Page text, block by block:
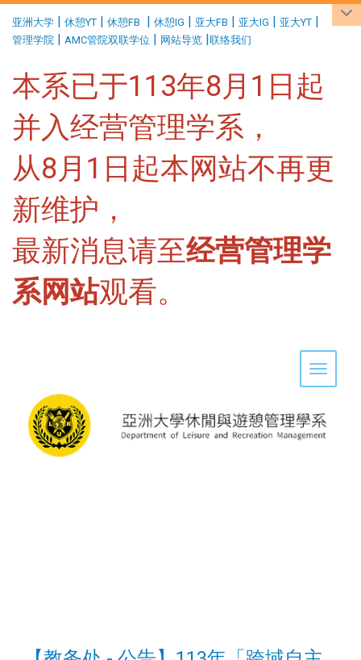
亚洲大学 | 休憩YT | 休憩FB | 休憩IG | 亚大FB | 亚大IG | 亚大YT |
管理学院 | AMC管院双联学位 | 网站导览 |联络我们
本系已于113年8月1日起
并入经营管理学系，
从8月1日起本网站不再更
新维护，
最新消息请至经营管理学
系网站观看。
Toggle